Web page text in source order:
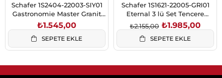
Schafer 1S2404-22003-SIY01
Gastronomie Master Granit
Sahan 20Cm-Siyah
₺1.545,00
SEPETE EKLE
Schafer 1S1621-22005-GRI01
Eternal 3 lü Set Tencere
18Cm+Sahan
18Cm+Tava18Cm-Gri
₺1.985,00
₺2.155,00
SEPETE EKLE